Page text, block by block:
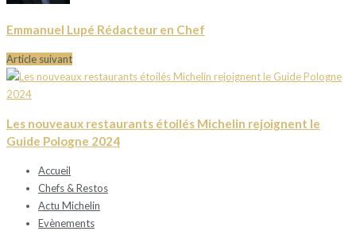
Emmanuel Lupé Rédacteur en Chef
Article suivant
Les nouveaux restaurants étoilés Michelin rejoignent le
Guide Pologne 2024
Accueil
Chefs & Restos
Actu Michelin
Evènements